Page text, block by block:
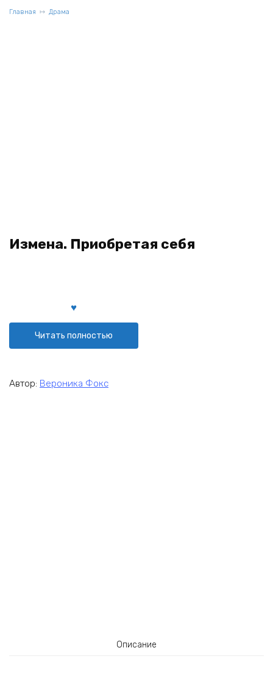
Главная Драма
Измена. Приобретая себя
Читать полностью
Автор: Вероника Фокс
Описание